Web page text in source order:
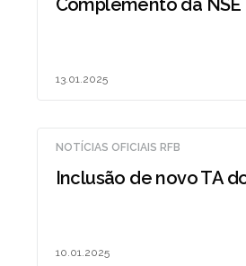
Complemento da
13.01.2025
NOTÍCIAS OFICIAIS RFB
Inclusão de novo TA
10.01.2025